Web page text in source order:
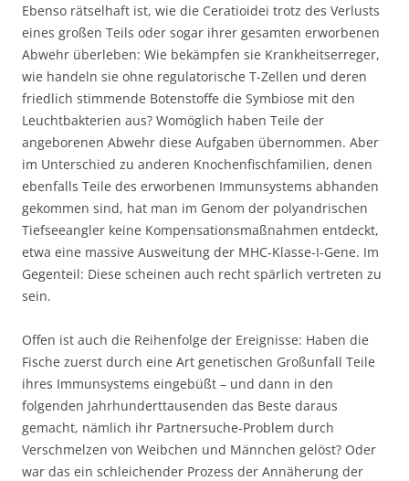
Ebenso rätselhaft ist, wie die Ceratioidei trotz des Verlusts
eines großen Teils oder sogar ihrer gesamten erworbenen
Abwehr überleben: Wie bekämpfen sie Krankheitserreger,
wie handeln sie ohne regulatorische T-Zellen und deren
friedlich stimmende Botenstoffe die Symbiose mit den
Leuchtbakterien aus? Womöglich haben Teile der
angeborenen Abwehr diese Aufgaben übernommen. Aber
im Unterschied zu anderen Knochenfischfamilien, denen
ebenfalls Teile des erworbenen Immunsystems abhanden
gekommen sind, hat man im Genom der polyandrischen
Tiefseeangler keine Kompensationsmaßnahmen entdeckt,
etwa eine massive Ausweitung der MHC-Klasse-I-Gene. Im
Gegenteil: Diese scheinen auch recht spärlich vertreten zu
sein.
Offen ist auch die Reihenfolge der Ereignisse: Haben die
Fische zuerst durch eine Art genetischen Großunfall Teile
ihres Immunsystems eingebüßt – und dann in den
folgenden Jahrhunderttausenden das Beste daraus
gemacht, nämlich ihr Partnersuche-Problem durch
Verschmelzen von Weibchen und Männchen gelöst? Oder
war das ein schleichender Prozess der Annäherung der